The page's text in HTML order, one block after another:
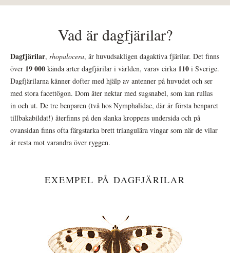
Vad är dagfjärilar?
Dagfjärilar, rhopalocera, är huvudsakligen dagaktiva fjärilar. Det finns
över 19 000 kända arter dagfjärilar i världen, varav cirka 110 i Sverige.
Dagfjärilarna känner dofter med hjälp av antenner på huvudet och ser
med stora facettögon. Dom äter nektar med sugsnabel, som kan rullas
in och ut. De tre benparen (två hos Nymphalidae, där är första benparet
tillbakabildat!) återfinns på den slanka kroppens undersida och på
ovansidan finns ofta färgstarka brett triangulära vingar som när de vilar
är resta mot varandra över ryggen.
EXEMPEL PÅ DAGFJÄRILAR